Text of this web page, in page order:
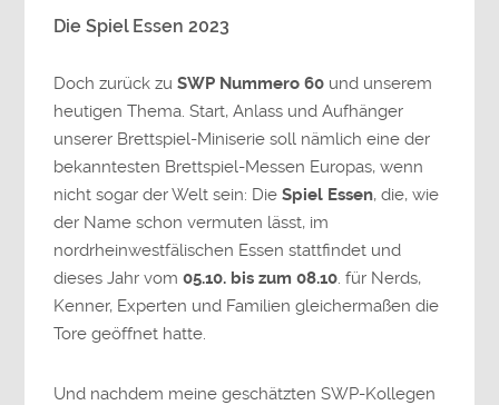
Die Spiel Essen 2023
Doch zurück zuSWP Nummero 60 und unserem
heutigen Thema. Start, Anlass und Aufhänger
unserer Brettspiel-Miniserie soll nämlich eine der
bekanntesten Brettspiel-Messen Europas, wenn
nicht sogar der Welt sein: DieSpiel Essen, die, wie
der Name schon vermuten lässt, im
nordrheinwestfälischen Essen stattfindet und
dieses Jahr vom05.10. bis zum 08.10. für Nerds,
Kenner, Experten und Familien gleichermaßen die
Tore geöffnet hatte.
Und nachdem meine geschätzten SWP-Kollegen